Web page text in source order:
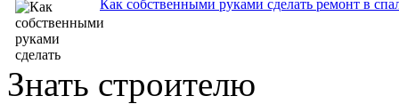
Как собственными руками сделать ремонт в
Знать строителю